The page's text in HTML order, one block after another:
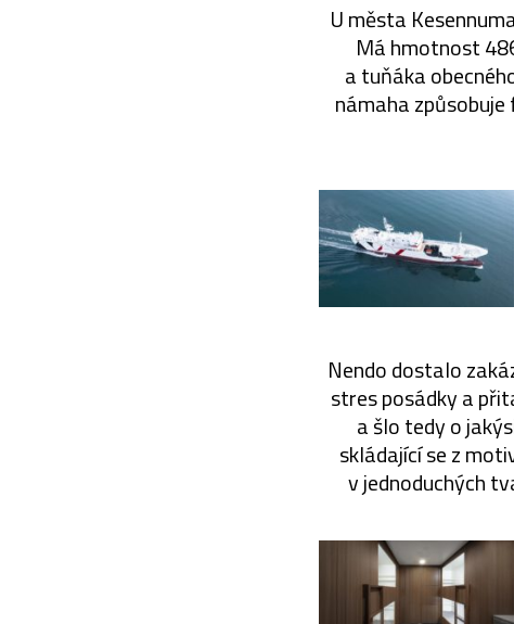
U města
Má hmotnost
a tuňáka
námaha
Nendo dostalo
stres posádky a
a šlo tedy o
skládající se z
v jednoduchých